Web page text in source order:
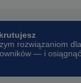
rozwiązaniom dla
— i osiągnąć